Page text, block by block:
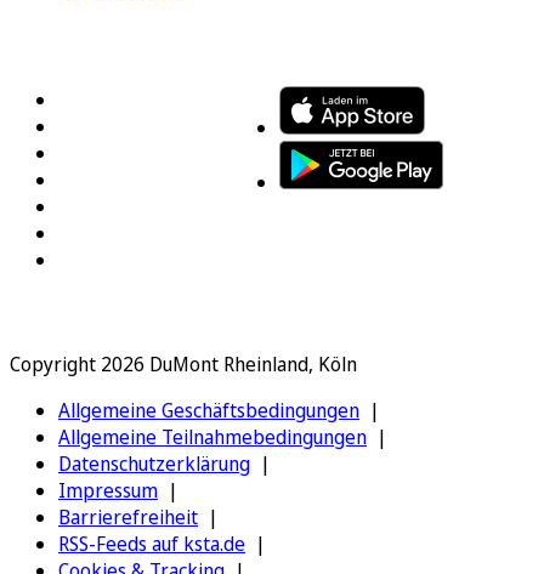
Copyright 2026 DuMont Rheinland, Köln
Allgemeine Geschäftsbedingungen
Allgemeine Teilnahmebedingungen
Datenschutzerklärung
Impressum
Barrierefreiheit
RSS-Feeds auf ksta.de